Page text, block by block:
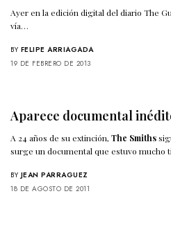
Ayer en la edición digital del diario The
vía…
BY FELIPE ARRIAGADA
19 DE FEBRERO DE 2013
Aparece documental
A 24 años de su extinción,The Smiths
surge un documental que estuvo mucho
BY JEAN PARRAGUEZ
18 DE AGOSTO DE 2011